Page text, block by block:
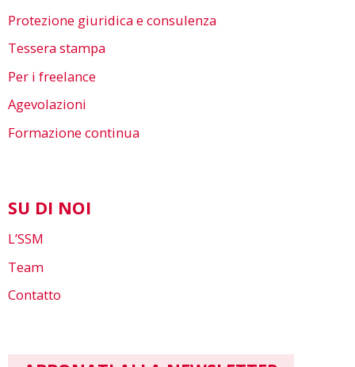
Protezione giuridica e consulenza
Tessera stampa
Per i freelance
Agevolazioni
Formazione continua
SU DI NOI
L’SSM
Team
Contatto